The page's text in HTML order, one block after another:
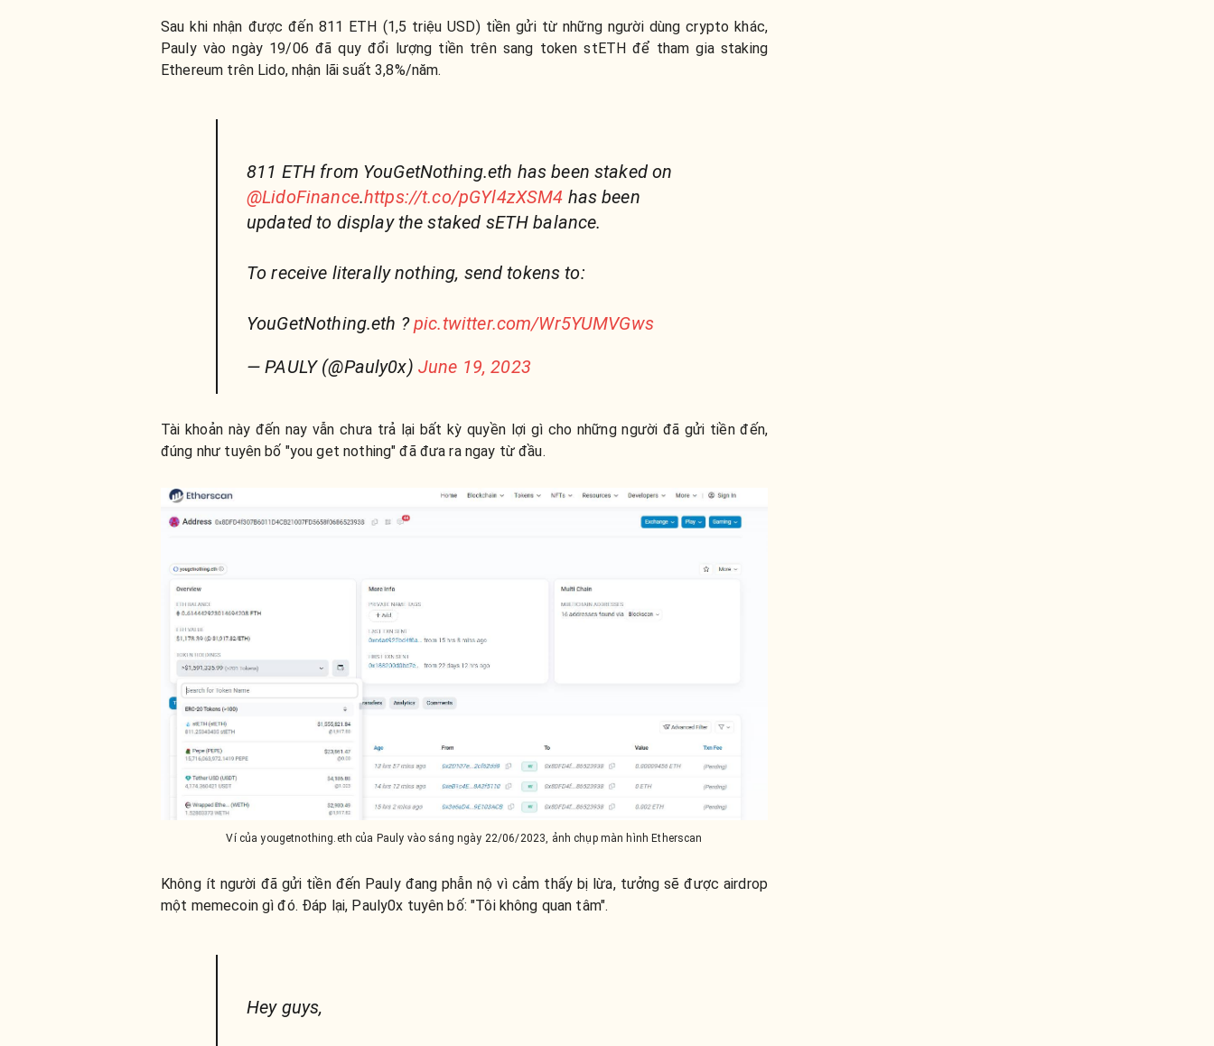
Sau khi nhận được đến 811 ETH (1,5 triệu USD) tiền gửi từ những người dùng crypto khác,
Pauly vào ngày 19/06 đã quy đổi lượng tiền trên sang token stETH để tham gia staking
Ethereum trên Lido, nhận lãi suất 3,8%/năm.
811 ETH from YouGetNothing.eth has been staked on
@LidoFinance.https://t.co/pGYl4zXSM4 has been
updated to display the staked sETH balance.
To receive literally nothing, send tokens to:
YouGetNothing.eth ?pic.twitter.com/Wr5YUMVGws
— PAULY (@Pauly0x) June 19, 2023
Tài khoản này đến nay vẫn chưa trả lại bất kỳ quyền lợi gì cho những người đã gửi tiền đến,
đúng như tuyên bố "you get nothing" đã đưa ra ngay từ đầu.
Ví của yougetnothing.eth của Pauly vào sáng ngày 22/06/2023, ảnh chụp màn hình Etherscan
Không ít người đã gửi tiền đến Pauly đang phẫn nộ vì cảm thấy bị lừa, tưởng sẽ được airdrop
một memecoin gì đó. Đáp lại, Pauly0x tuyên bố: "Tôi không quan tâm".
Hey guys,